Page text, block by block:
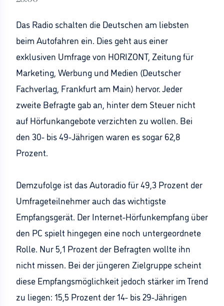
Das Radio schalten die Deutschen am liebsten
beim Autofahren ein. Dies geht aus einer
exklusiven Umfrage von HORIZONT, Zeitung für
Marketing, Werbung und Medien (Deutscher
Fachverlag, Frankfurt am Main) hervor. Jeder
zweite Befragte gab an, hinter dem Steuer nicht
auf Hörfunkangebote verzichten zu wollen. Bei
den 30- bis 49-Jährigen waren es sogar 62,8
Prozent.
Demzufolge ist das Autoradio für 49,3 Prozent der
Umfrageteilnehmer auch das wichtigste
Empfangsgerät. Der Internet-Hörfunkempfang über
den PC spielt hingegen eine noch untergeordnete
Rolle. Nur 5,1 Prozent der Befragten wollte ihn
nicht missen. Bei der jüngeren Zielgruppe scheint
diese Empfangsmöglichkeit jedoch stärker im Trend
zu liegen: 15,5 Prozent der 14- bis 29-Jährigen